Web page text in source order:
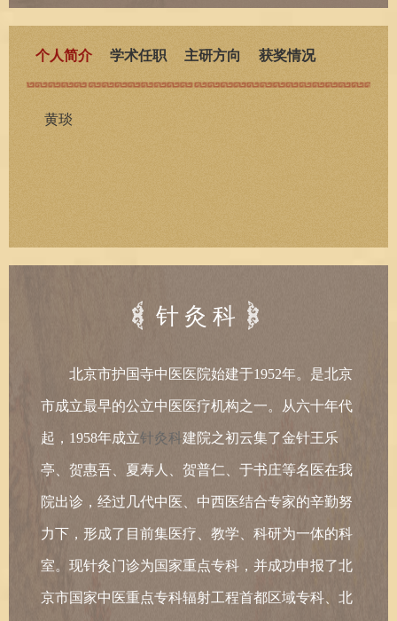
个人简介 学术任职 主研方向 获奖情况
黄琰
针灸科
北京市护国寺中医医院始建于1952年。是北京
市成立最早的公立中医医疗机构之一。从六十年代
起，1958年成立针灸科建院之初云集了金针王乐
亭、贺惠吾、夏寿人、贺普仁、于书庄等名医在我
院出诊，经过几代中医、中西医结合专家的辛勤努
力下，形成了目前集医疗、教学、科研为一体的科
室。现针灸门诊为国家重点专科，并成功申报了北
京市国家中医重点专科辐射工程首都区域专科、北